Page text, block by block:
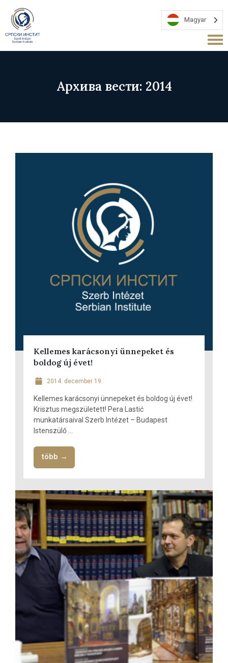
Magyar
Архива вести: 2014
Kellemes karácsonyi ünnepeket és
boldog új évet!
2014. december 19.
Kellemes karácsonyi ünnepeket és boldog új évet!
Krisztus megszületett! Pera Lastić
munkatársaival Szerb Intézet – Budapest
Istenszülő ...
több →